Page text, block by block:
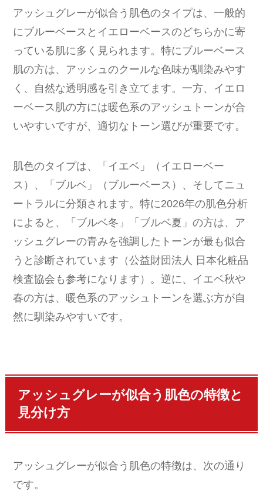
アッシュグレーが似合う肌色のタイプは、一般的
にブルーベースとイエローベースのどちらかに寄
っている肌に多く見られます。特にブルーベース
肌の方は、アッシュのクールな色味が馴染みやす
く、自然な透明感を引き立てます。一方、イエロ
ーベース肌の方には暖色系のアッシュトーンが合
いやすいですが、適切なトーン選びが重要です。
肌色のタイプは、「イエベ」（イエローベー
ス）、「ブルベ」（ブルーベース）、そしてニュ
ートラルに分類されます。特に2026年の肌色分析
によると、「ブルベ冬」「ブルベ夏」の方は、ア
ッシュグレーの青みを強調したトーンが最も似合
うと診断されています（公益財団法人 日本化粧品
検査協会も参考になります）。逆に、イエベ秋や
春の方は、暖色系のアッシュトーンを選ぶ方が自
然に馴染みやすいです。
アッシュグレーが似合う肌色の特徴と
見分け方
アッシュグレーが似合う肌色の特徴は、次の通り
です。